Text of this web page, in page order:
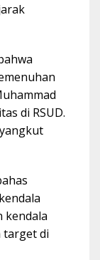
di RSUD.
kendala
target di